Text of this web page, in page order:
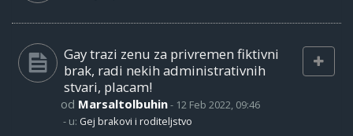
Gay trazi zenu za privremen fiktivni
brak, radi nekih administrativnih
stvari, placam!
od Marsaltolbuhin- 12 Feb 2022, 09:46
- u: Gej brakovi i roditeljstvo